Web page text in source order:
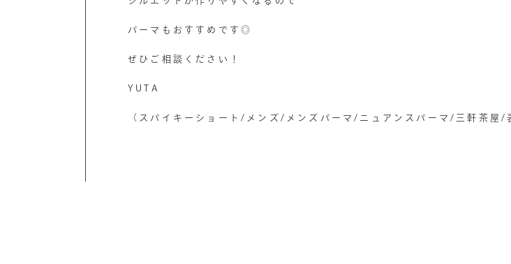
パーマもおすすめです◎
ぜひご相談ください！
YUTA
（スパイキーショート/メンズ/メンズパーマ/ニュアンスパーマ/三軒茶屋/